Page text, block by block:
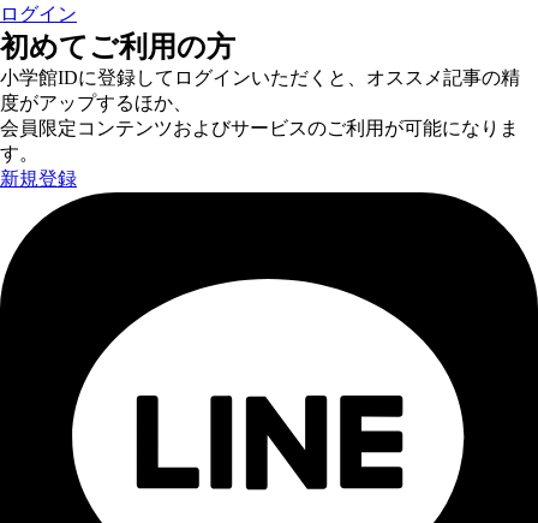
ログイン
初めてご利用の方
小学館IDに登録してログインいただくと、オススメ記事の精
度がアップするほか、
会員限定コンテンツおよびサービスのご利用が可能になりま
す。
新規登録